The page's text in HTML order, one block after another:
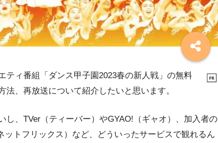
ティ番組「ダンス甲子園2023春の新人戦」の無料
、再放送について紹介したいと思います。
し、TVer（ティーバー）やGYAO!（ギャオ）、加入者の
ットフリックス）など、どういったサービスで観れるん